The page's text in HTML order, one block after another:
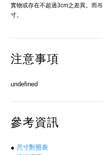
實物或存在不超過3cm之差異。而
寸。
注意事項
undefined
參考資訊
● 尺寸對照表